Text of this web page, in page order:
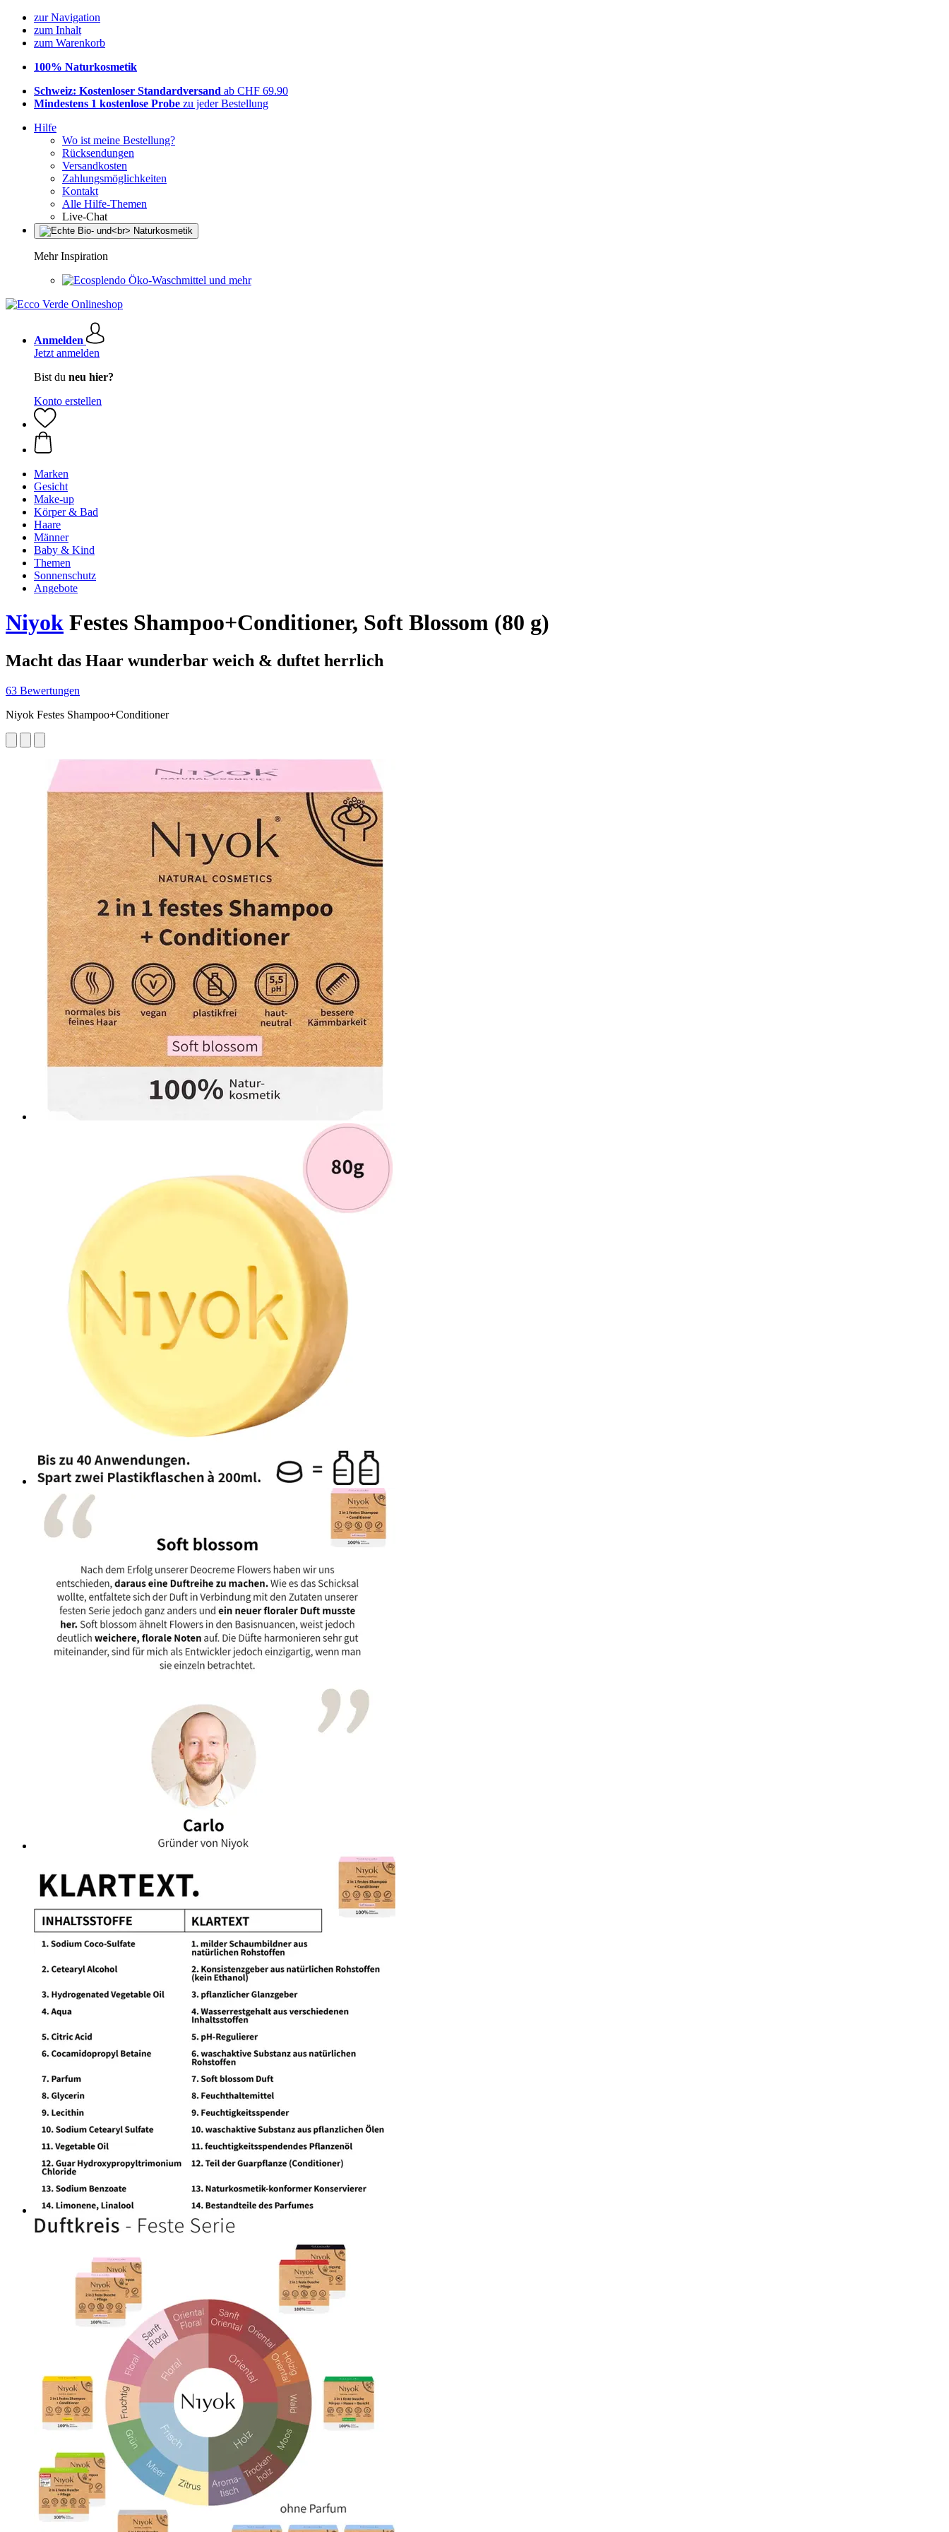
zur Navigation
zum Inhalt
zum Warenkorb
100% Naturkosmetik
Schweiz: Kostenloser Standardversand ab CHF 69.90
Mindestens 1 kostenlose Probe zu jeder Bestellung
Hilfe
Wo ist meine Bestellung?
Rücksendungen
Versandkosten
Zahlungsmöglichkeiten
Kontakt
Alle Hilfe-Themen
Live-Chat
Mehr Inspiration
Öko-Waschmittel und mehr
Anmelden
Jetzt anmelden
Bist du neu hier?
Konto erstellen
Marken
Gesicht
Make-up
Körper & Bad
Haare
Männer
Baby & Kind
Themen
Sonnenschutz
Angebote
Niyok Festes Shampoo+Conditioner, Soft Blossom (80 g)
Macht das Haar wunderbar weich & duftet herrlich
63 Bewertungen
Niyok Festes Shampoo+Conditioner